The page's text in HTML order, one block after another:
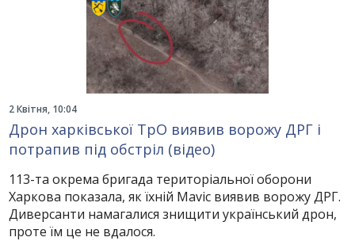
2 Квітня, 10:04
Дрон харківської ТрО виявив ворожу ДРГ і
потрапив під обстріл (відео)
113-та окрема бригада територіальної оборони
Харкова показала, як їхній Mavic виявив ворожу ДРГ.
Диверсанти намагалися знищити український дрон,
проте їм це не вдалося.